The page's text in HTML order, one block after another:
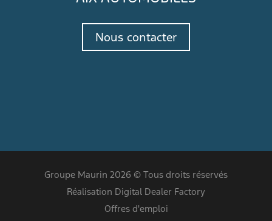
Nous contacter
Groupe Maurin 2026 © Tous droits réservés
Réalisation Digital Dealer Factory
Offres d'emploi